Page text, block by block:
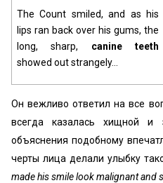
The Count smiled, and as his
lips ran back over his gums, the
long, sharp, canine teeth
showed out strangely…
Он вежливо ответил на все
всегда казалась хищной и
объяснения подобному
черты лица делали улыбку
made his smile look malignant and